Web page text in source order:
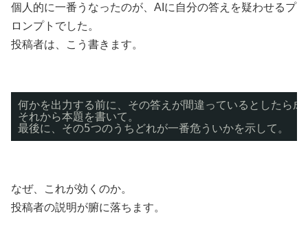
個人的に一番うなったのが、AIに自分の答えを疑わせるプ
ロンプトでした。
投稿者は、こう書きます。
何かを出力する前に、その答えが間違っているとしたら
それから本題を書いて。
最後に、その5つのうちどれが一番危ういかを示して。
なぜ、これが効くのか。
投稿者の説明が腑に落ちます。